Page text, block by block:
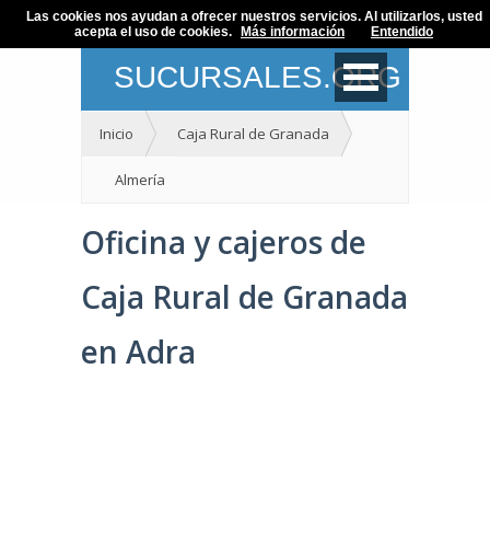
SUCURSALES.ORG
Inicio Caja Rural de Granada
Almería
Oficina y cajeros de
Caja Rural de Granada
en Adra
Las cookies nos ayudan a ofrecer nuestros servicios. Al utilizarlos, usted
acepta el uso de cookies.
Más información Entendido